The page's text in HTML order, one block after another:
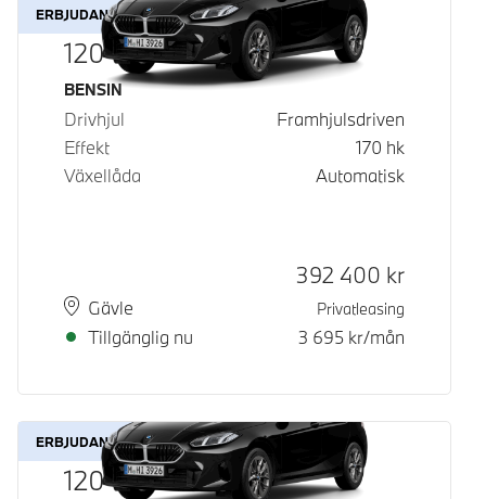
ERBJUDANDE
120
Bränsle
BENSIN
Drivhjul
Framhjulsdriven
Effekt
170 hk
Växellåda
Automatisk
PlatsGävle
Leveranstid
Tillgänglig nu
Kontantpris
392 400 kr
Privatleasing
3 695 kr/mån
ERBJUDANDE
120